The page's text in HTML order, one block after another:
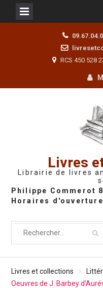
RCS 450 528
Livres
Librairie de livres
Livres et collections
Oeuvres de J. Barbey